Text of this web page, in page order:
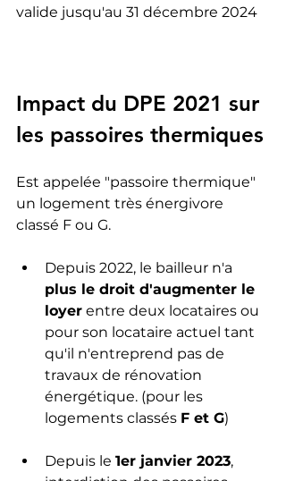
valide jusqu'au 31 décembre 2024
Impact du DPE 2021 sur
les passoires thermiques
Est appelée "passoire thermique"
un logement très énergivore
classé F ou G.
Depuis 2022, le bailleur n'a
plus le droit d'augmenter le
loyer entre deux locataires ou
pour son locataire actuel tant
qu'il n'entreprend pas de
travaux de rénovation
énergétique. (pour les
logements classés F et G)
Depuis le 1er janvier 2023,